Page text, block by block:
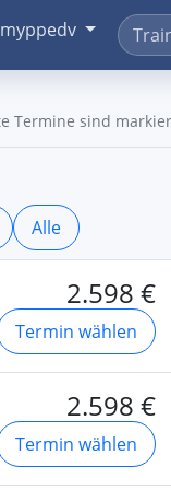
myppedv
Termine sind
Alle
2.598 €
Termin wählen
2.598 €
Termin wählen